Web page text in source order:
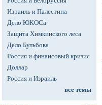
Израиль и Палестина
Дело ЮКОСа
Защита Химкинского леса
Дело Бульбова
Россия и финансовый кризис
Доллар
Россия и Израиль
все темы